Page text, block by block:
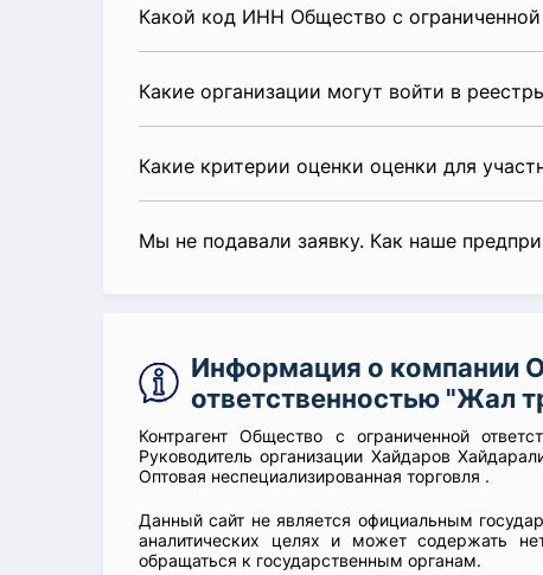
Какой код ИНН Общество с
Какие организации могут войти в
Какие критерии оценки оценки для
Мы не подавали заявку. Как наше
Информация о компании
ответственностью "Жал
Контрагент Общество с ограниченной
Руководитель организации Хайдаров
Оптовая неспециализированная торговля .
Данный сайт не является официальным
аналитических целях и может содержать
обращаться к государственным органам.